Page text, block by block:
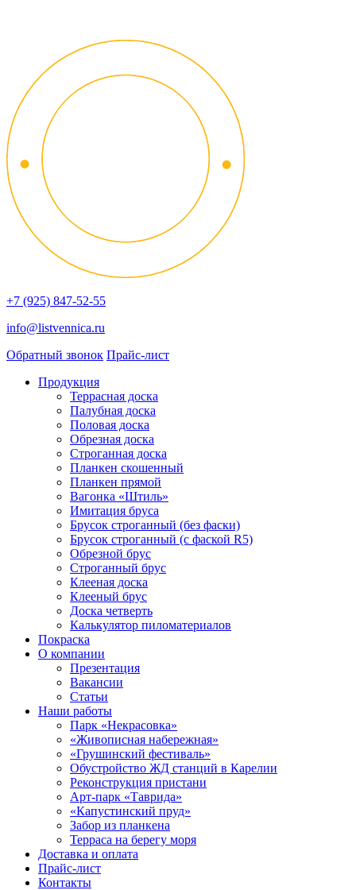
+7 (925) 847-52-55
info@listvennica.ru
Обратный звонок Прайс-лист
Продукция
Террасная доска
Палубная доска
Половая доска
Обрезная доска
Строганная доска
Планкен скошенный
Планкен прямой
Вагонка «Штиль»
Имитация бруса
Брусок строганный (без фаски)
Брусок строганный (с фаской R5)
Обрезной брус
Строганный брус
Клееная доска
Клееный брус
Доска четверть
Калькулятор пиломатериалов
Покраска
О компании
Презентация
Вакансии
Статьи
Наши работы
Парк «Некрасовка»
«Живописная набережная»
«Грушинский фестиваль»
Обустройство ЖД станций в Карелии
Реконструкция пристани
Арт-парк «Таврида»
«Капустинский пруд»
Забор из планкена
Терраса на берегу моря
Доставка и оплата
Прайс-лист
Контакты